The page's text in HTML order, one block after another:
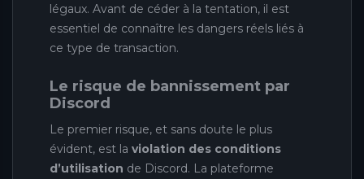
légaux. Avant de céder à la tentation, il est
essentiel de connaître les dangers réels liés à
ce type de transaction.
Le risque de bannissement par
Discord
Le premier risque, et sans doute le plus
évident, est la violation des conditions
d’utilisation de Discord. La plateforme